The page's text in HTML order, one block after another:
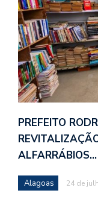
PREFEITO
ALFARRÁBIOS…
Alagoas 24 de